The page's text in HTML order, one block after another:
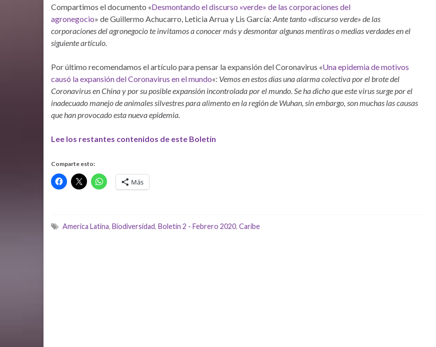
Compartimos el documento «Desmontando el discurso «verde» de las corporaciones del
agronegocio» de Guillermo Achucarro, Leticia Arrua y Lis García: Ante tanto «discurso verde» de las
corporaciones del agronegocio te invitamos a conocer más y desmontar algunas mentiras o medias verdades en el
siguiente artículo.
Por último recomendamos el artículo para pensar la expansión del Coronavirus «Una epidemia de motivos
causó la expansión del Coronavirus en el mundo«: Vemos en estos días una alarma colectiva por el brote del
Coronavirus en China y por su posible expansión incontrolada por el mundo. Se ha dicho que este virus surge por el
inadecuado manejo de animales silvestres para alimento en la región de Wuhan, sin embargo, son muchas las causas
que han provocado esta nueva epidemia.
Lee los restantes contenidos de este Boletín
Comparte esto:
Más
America Latina, Biodiversidad, Boletín 2 - Febrero 2020, Caribe